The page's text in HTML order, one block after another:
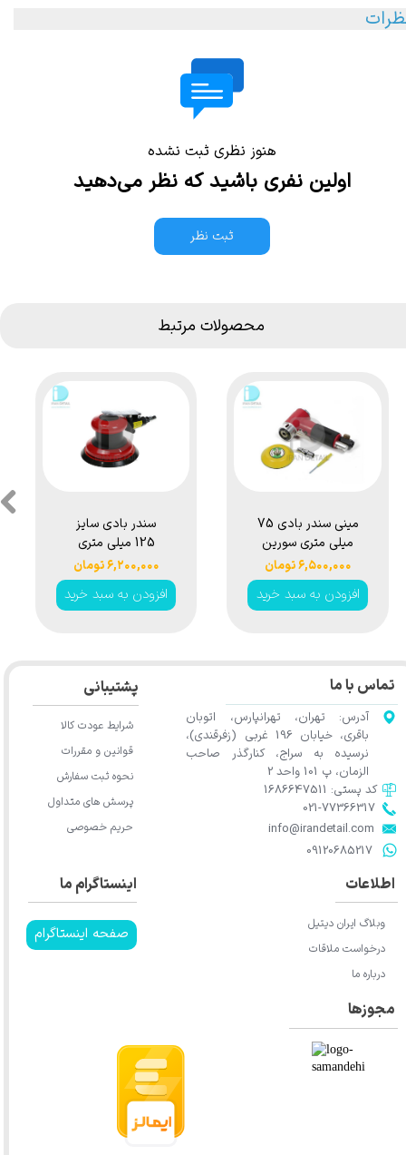
هنوز نظری ثبت نشده
اولین نفری باشید که نظر می‌دهید
ثبت نظر
محصولات مرتبط
سندر بادی سایز
125 میلی متری
سورین بو مدل
Surainbow Air
Pneumatic
۶,۲۰۰,۰۰۰ تومان
افزودن به سبد خرید
مینی سندر بادی 75
میلی متری سورین
بو مدل
Surainbow Air
Pneumatic Mini
۶,۵۰۰,۰۰۰ تومان
افزودن به سبد خرید
تماس با ما
آدرس: تهران، تهرانپارس، اتوبان
باقری، خیابان 196 غربی (زفرقندی)،
نرسیده به سراج، کنارگذر صاحب
الزمان، پ 101 واحد 2
​​​​​​​info@irandetail.com
021-77366317​​​​​​​​​​​​​​​​​​​​​
​​​​​​​09120685217​​​​​​​
کد پستی: 1686647511
اینستاگرام ما
صفحه اینستاگرام
اطلاعات
وبلاگ ایران دیتیل
درخواست ملاقات
درباره ما
پشتیبانی
شرایط عودت کالا
قوانین و مقررات
نحوه ثبت سفارش
پرسش های متداول
حریم خصوصی
مجوزها